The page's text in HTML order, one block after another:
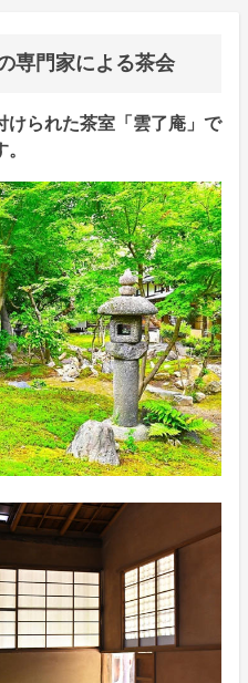
専門家による茶会
けられた茶室「雲了庵」で